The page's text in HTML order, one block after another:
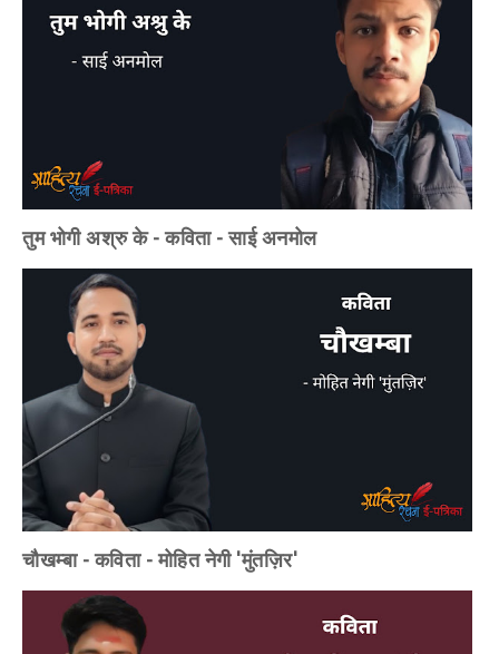
तुम भोगी अश्रु के - कविता - साई अनमोल
चौखम्बा - कविता - मोहित नेगी 'मुंतज़िर'